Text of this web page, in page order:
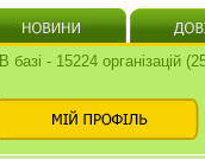
В базі - 15224 організацій